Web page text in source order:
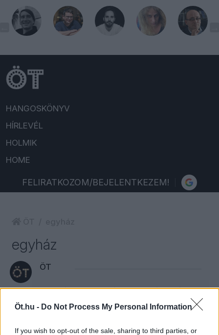
Öt.hu - Do Not Process My Personal Information
If you wish to opt-out of the sale, sharing to third parties, or
HANGOSKÖNYV
HÍRLEVÉL
HOLMIK
HOME
FELIRATKOZOM/BEJELENTKEZEM!
egyház
ÖT
Mire készül a kormány a költségvetéssel
és a Nemzeti Vagyonvisszaszerzési
Hivatallal? | Gavra & Kóczián a
Visszhangkamrában